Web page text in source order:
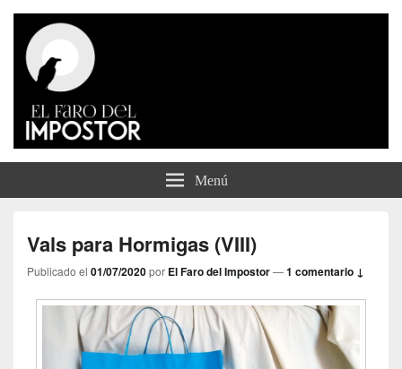
El Faro del Impostor
Menú
Vals para Hormigas (VIII)
Publicado el 01/07/2020por El Faro del Impostor—1 comentario ↓